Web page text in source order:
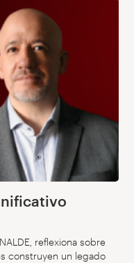
reflexiona sobre
construyen un legado